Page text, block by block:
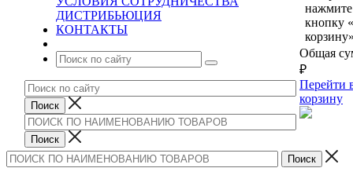
ДИСТРИБЬЮЦИЯ
КОНТАКТЫ
нажмите
кнопку
Общая
₽
Перейти
корзину